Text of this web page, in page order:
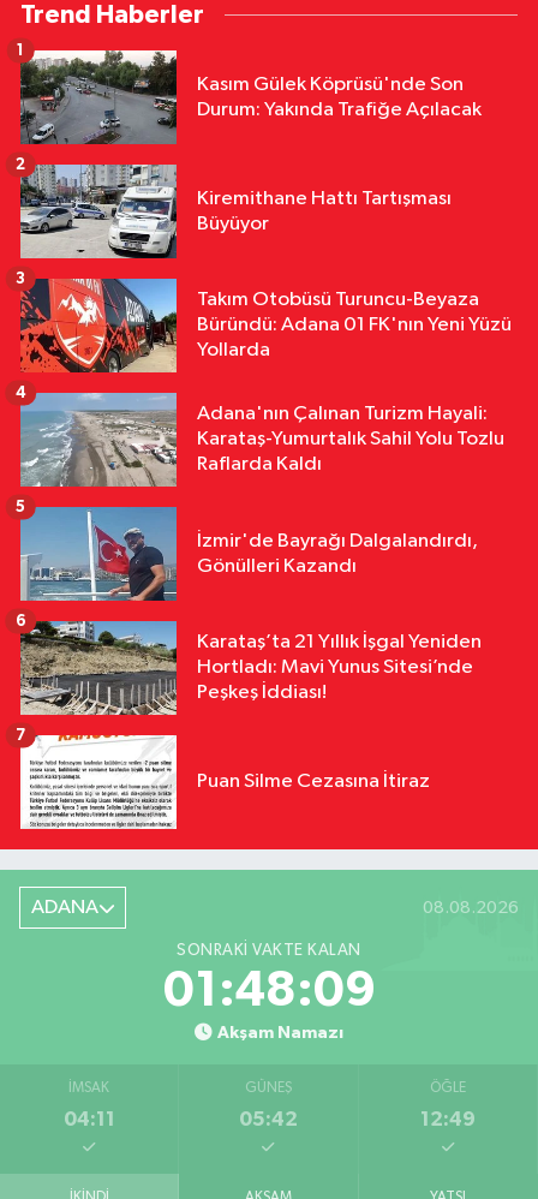
Toplu Açılış Törenine Katıldı
18:12 Sivas'ta Buğday Tarlasında
18:11Çalıntı Araçla 10 Kilometre
Yurttan
18:10Kar Maskeleriyle Araç Soyan
Trend Haberler
Kasım Gülek Köprüsü'nde Son
Durum: Yakında Trafiğe Açılacak
1
Kiremithane Hattı Tartışması
Büyüyor
2
Takım Otobüsü Turuncu-Beyaza
Büründü: Adana 01 FK'nın Yeni Yüzü
Yollarda
3
Adana'nın Çalınan Turizm Hayali:
Karataş-Yumurtalık Sahil Yolu Tozlu
Raflarda Kaldı
4
İzmir'de Bayrağı Dalgalandırdı,
Gönülleri Kazandı
5
Karataş’ta 21 Yıllık İşgal Yeniden
Hortladı: Mavi Yunus Sitesi’nde
Peşkeş İddiası!
6
Puan Silme Cezasına İtiraz
7
ADANA 08.08.2026
SONRAKI VAKTE KALAN
01:48:08
Akşam Namazı
İMSAK
04:11
GÜNEŞ
05:42
ÖĞLE
12:49